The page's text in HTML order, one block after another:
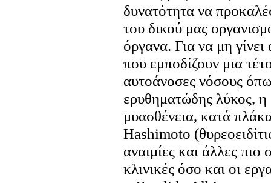
δυνατότητα να
του δικού μας
όργανα. Για να μη
που εμποδίζουν μια
αυτοάνοσες νόσους
ερυθηματώδης λύκος, η
μυασθένεια, κατά
Hashimoto
αναιμίες και άλλες πιο
κλινικές όσο και οι